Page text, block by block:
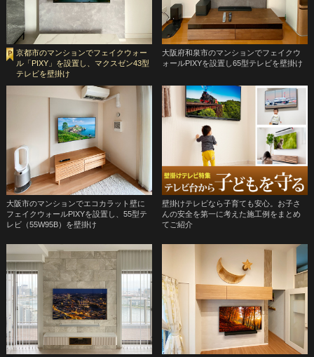
京都市のマンションでフェイクウォー
ル「PIXY」を設置し、マクスゼン43型
テレビを壁掛け
大阪府和泉市のマンションでフェイクウ
ォールPIXYを設置し65型テレビを壁掛け
大阪市のマンションでエコカラット壁に
フェイクウォールPIXYを設置し、55型テ
レビ（55W95B）を壁掛け
壁掛けテレビなら子育ても安心。お子さ
んの安全を第一に考えた施工例をまとめ
てご紹介